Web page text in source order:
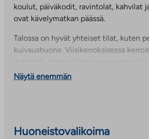
koulut, päiväkodit, ravintolat, kahvilat
ovat kävelymatkan päässä.
Talossa on hyvät yhteiset tilat, kuten
kuivaushuone. Viisikerroksisessa
lasitetut parvekkeet.
Näytä enemmän
Huoneistovalikoima